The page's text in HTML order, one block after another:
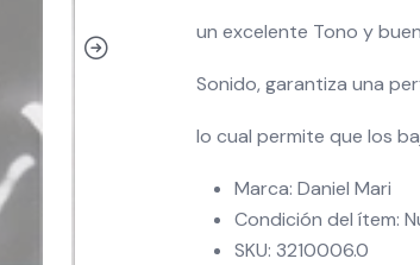
un excelente Tono y
Sonido, garantiza una
lo cual permite que los
Marca: Daniel Mari
Condición del ítem:
SKU: 3210006.0